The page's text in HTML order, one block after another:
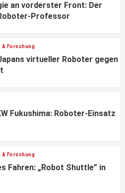
an vorderster Front: Der
Professor
Forschung
virtueller Roboter gegen
Fukushima: Roboter-Einsatz
Forschung
Fahren: „Robot Shuttle” in